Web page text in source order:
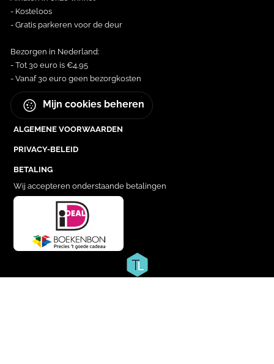
- Kosteloos
- Gratis parkeren voor de deur
Bezorgen in Nederland:
- Tot 30 euro is €4,95
- Vanaf 30 euro geen bezorgkosten
Mijn cookies beheren
ALGEMENE VOORWAARDEN
PRIVACY-BELEID
BETALING
Wij accepteren onderstaande betalingen